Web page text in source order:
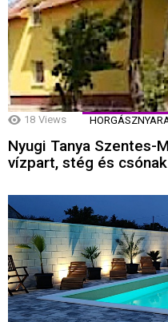
18 Views
Nyugi Tanya Szentes-
vízpart, stég és csónak